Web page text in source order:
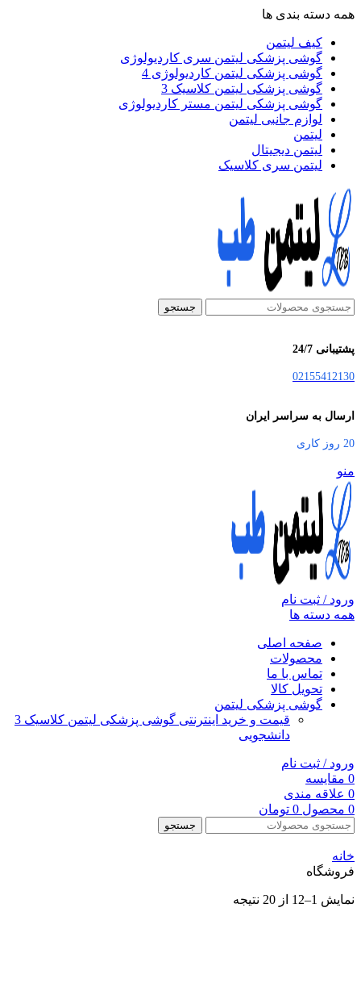
همه دسته بندی ها
کیف لیتمن
گوشی پزشکی لیتمن سری کاردیولوژی
گوشی پزشکی لیتمن کاردیولوژی 4
گوشی پزشکی لیتمن کلاسیک 3
گوشی پزشکی لیتمن مستر کاردیولوژی
لوازم جانبی لیتمن
لیتمن
لیتمن دیجیتال
لیتمن سری کلاسیک
جستجو
پشتیبانی 24/7
02155412130
ارسال به سراسر ایران
20 روز کاری
منو
ورود / ثبت نام
همه دسته ها
صفحه اصلی
محصولات
تماس با ما
تحویل کالا
گوشی پزشکی لیتمن
قیمت و خرید اینترنتی گوشی پزشکی لیتمن کلاسیک 3
دانشجویی
ورود / ثبت نام
0 مقایسه
0 علاقه مندی
0 محصول 0 تومان
جستجو
خانه
فروشگاه
نمایش 1–12 از 20 نتیجه